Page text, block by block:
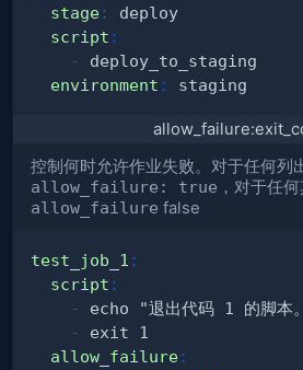
stage:
script :
-
environment :
控制何时允许作业失败。对于任何列
allow_failure: true ，对于任
allow_failure false
test_job_1 :
script :
-
-
allow_failure: